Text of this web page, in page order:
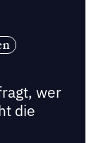
wer
die